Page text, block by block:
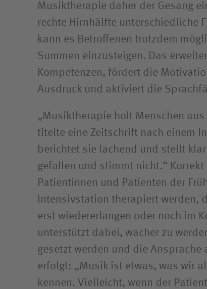
Musiktherapie daher der Gesang
rechte Hirnhälfte unterschiedliche
kann es Betroffenen trotzdem
Summen einzusteigen. Das
Kompetenzen, fördert die
Ausdruck und aktiviert die
„Musiktherapie holt Menschen aus
titelte eine Zeitschrift nach einem
berichtet sie lachend und stellt
gefallen und stimmt nicht.“
Patientinnen und Patienten der
Intensivstation therapiert werden,
erst wiedererlangen oder noch im
unterstützt dabei, wacher zu
gesetzt werden und die Ansprache
erfolgt: „Musik ist etwas, was wir
kennen. Vielleicht, wenn der